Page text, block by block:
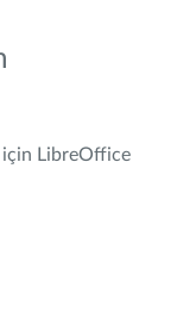
için LibreOffice